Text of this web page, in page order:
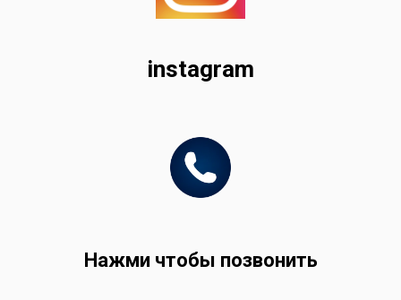
instagram
Нажми чтобы позвонить